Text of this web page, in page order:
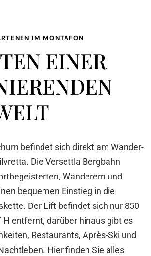
IM MONTAFON
EINER
befindet sich direkt am Wander-
Die Versettla Bergbahn
Wanderern und
bequemen Einstieg in die
Der Lift befindet sich nur 850
H entfernt, darüber hinaus gibt es
Restaurants, Après-Ski und
Hier finden Sie alles